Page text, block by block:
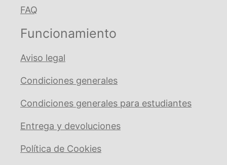
FAQ
Funcionamiento
Aviso legal
Condiciones generales
Condiciones generales para estudiantes
Entrega y devoluciones
Política de Cookies